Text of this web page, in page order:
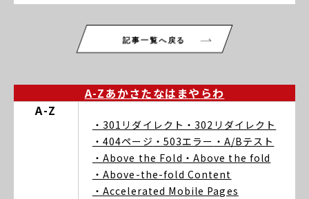
記事一覧へ戻る
A-Zあかさたなは まや らわ
A-Z
・301リダイレクト ・302リダイレクト
・404ページ ・503エラー ・A/Bテスト
・Above the Fold ・Above the fold
・Above-the-fold Content
・Accelerated Mobile Pages